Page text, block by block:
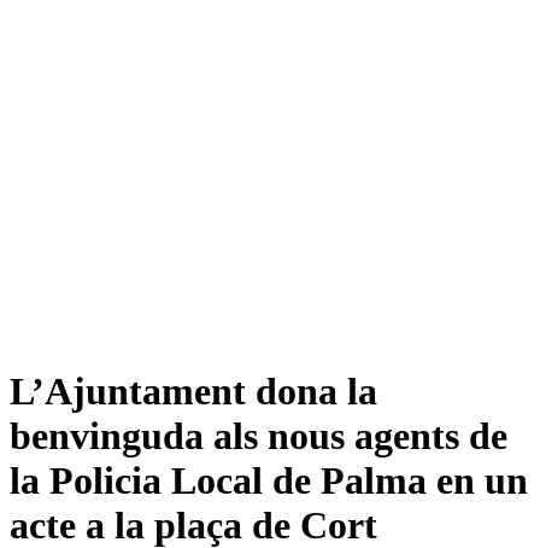
L’Ajuntament dona la
benvinguda als nous agents de
la Policia Local de Palma en un
acte a la plaça de Cort